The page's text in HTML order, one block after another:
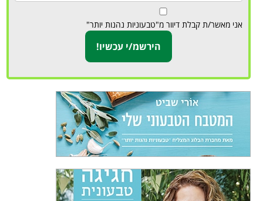
אני מאשר/ת קבלת דיוור מ"טבעוניות נהנות יותר"